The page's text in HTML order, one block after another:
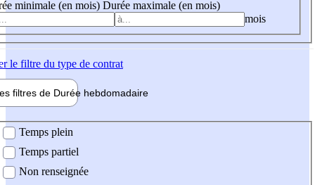
minimale (en mois) Durée maximale (en mois)
mois
le filtre du type de contrat
filtres de Durée hebdomadaire
Temps plein
Temps partiel
Non renseignée